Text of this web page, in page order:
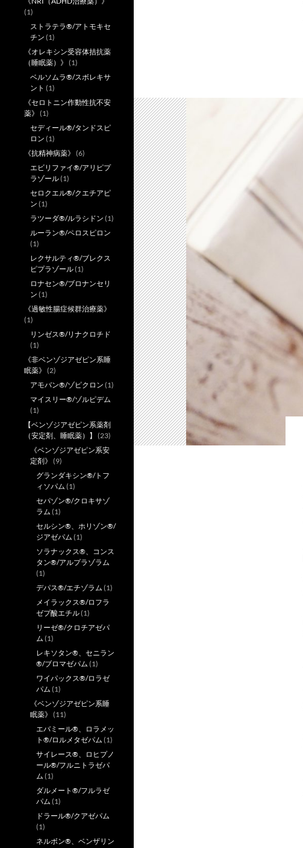
(1)
ストラテラ®/アトモキセ
チン (1)
《オレキシン受容体拮抗薬
（睡眠薬）》 (1)
ベルソムラ®/スボレキサ
ント (1)
《セロトニン作動性抗不安
薬》 (1)
セディール®/タンドスピ
ロン (1)
《抗精神病薬》 (6)
エビリファイ®/アリピプ
ラゾール(1)
セロクエル®/クエチアピ
ン (1)
ラツーダ®/ルラシドン (1)
ルーラン®/ペロスピロン
(1)
レクサルティ®/ブレクス
ピプラゾール(1)
ロナセン®/ブロナンセリ
ン (1)
《過敏性腸症候群治療薬》
(1)
リンゼス®/リナクロチド
(1)
《非ベンゾジアゼピン系睡
眠薬》 (2)
アモバン®/ゾピクロン (1)
マイスリー®/ゾルピデム
(1)
【ベンゾジアゼピン系薬剤
（安定剤、睡眠薬）】
(23)
《ベンゾジアゼピン系安
定剤》 (9)
グランダキシン®/トフ
ィソパム (1)
セパゾン®/クロキサゾ
ラム (1)
セルシン®、ホリゾン®/
ジアゼパム (1)
ソラナックス®、コンス
タン®/アルプラゾラム
(1)
デパス®/エチゾラム (1)
メイラックス®/ロフラ
ゼプ酸エチル(1)
リーゼ®/クロチアゼパ
ム (1)
レキソタン®、セニラン
®/ブロマゼパム (1)
ワイパックス®/ロラゼ
パム (1)
《ベンゾジアゼピン系睡
眠薬》 (11)
エバミール®、ロラメッ
ト®/ロルメタゼパム (1)
サイレース®、ロヒプノ
ール®/フルニトラゼパ
ム (1)
ダルメート®/フルラゼ
パム (1)
ドラール®/クアゼパム
(1)
ネルボン®、ベンザリン